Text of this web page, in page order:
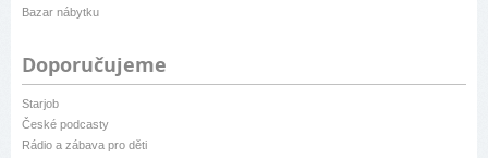
Bazar nábytku
Doporučujeme
Starjob
České podcasty
Rádio a zábava pro děti